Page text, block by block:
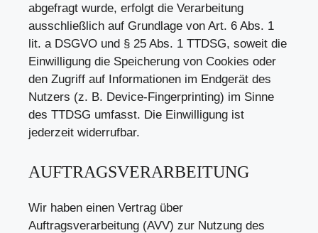
abgefragt wurde, erfolgt die Verarbeitung
ausschließlich auf Grundlage von Art. 6 Abs. 1
lit. a DSGVO und § 25 Abs. 1 TTDSG, soweit die
Einwilligung die Speicherung von Cookies oder
den Zugriff auf Informationen im Endgerät des
Nutzers (z. B. Device-Fingerprinting) im Sinne
des TTDSG umfasst. Die Einwilligung ist
jederzeit widerrufbar.
AUFTRAGSVERARBEITUNG
Wir haben einen Vertrag über
Auftragsverarbeitung (AVV) zur Nutzung des